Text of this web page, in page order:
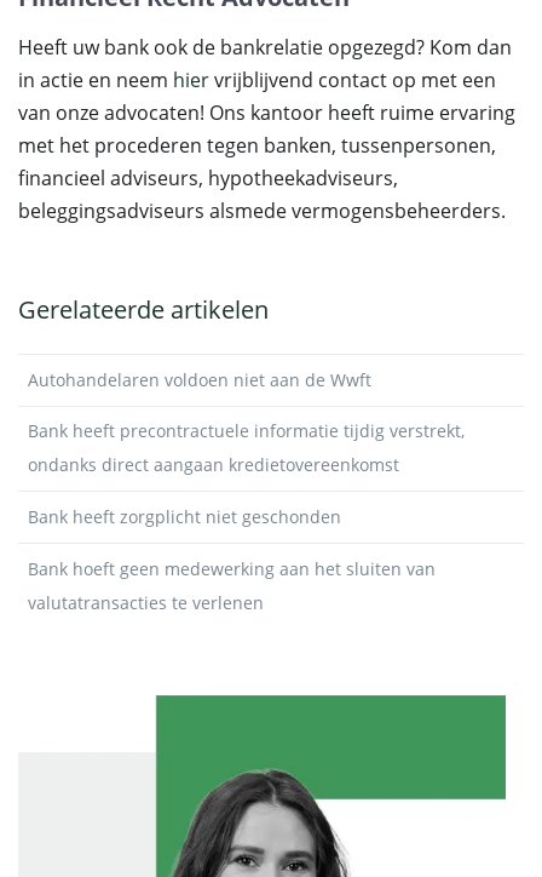
Heeft uw bank ook de bankrelatie opgezegd? Kom dan
in actie en neem hiervrijblijvend contact op met een
van onze advocaten! Ons kantoor heeft ruime ervaring
met het procederen tegen banken, tussenpersonen,
financieel adviseurs, hypotheekadviseurs,
beleggingsadviseurs alsmede vermogensbeheerders.
Gerelateerde artikelen
Autohandelaren voldoen niet aan de Wwft
Bank heeft precontractuele informatie tijdig verstrekt,
ondanks direct aangaan kredietovereenkomst
Bank heeft zorgplicht niet geschonden
Bank hoeft geen medewerking aan het sluiten van
valutatransacties te verlenen